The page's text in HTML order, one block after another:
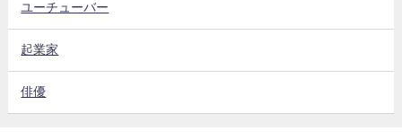
ユーチューバー
起業家
俳優